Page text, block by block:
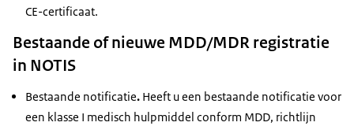
CE-certificaat.
Bestaande of nieuwe MDD/MDR registratie
in NOTIS
Bestaande notificatie. Heeft u een bestaande notificatie voor
een klasse I medisch hulpmiddel conform MDD, richtlijn